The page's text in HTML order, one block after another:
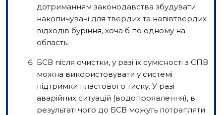
дотриманням законодавства збудувати
накопичувачі для твердих та напівтвердих
відходів буріння, хоча б по одному на
область.
БСВ після очистки, у разі їх сумісності з СПВ
можна використовувати у системі
підтримки пластового тиску. У разі
аварійних ситуацій (водопроявлення), в
результаті чого до БСВ можуть потрапляти